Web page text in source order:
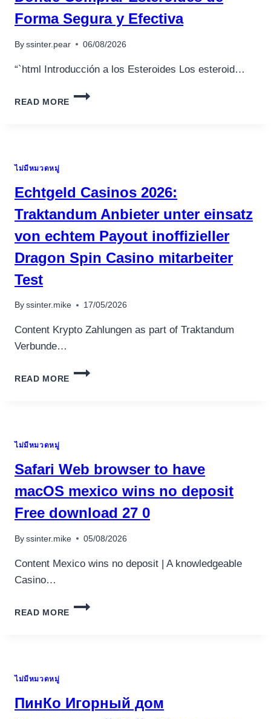
อุปกรณ์เพื่อความบันเทิง
อุปกรณ์เพื่อความบันเทิง
หูฟัง
ลำโพง
โทรทัศน์
Forma Segura y Efectiva
By ssinter.pear 06/08/2026
“`html Introducción a los Esteroides Los esteroid…
READ MORE
DÓNDE
ไม่มีหมวดหมู่
Echtgeld Casinos 2026:
Traktandum Anbieter unter einsatz
von echtem Payout inoffizieller
Dragon Spin Casino mitarbeiter
Test
By ssinter.mike 17/05/2026
Content Krypto Zahlungen as part of Traktandum
Verbunde…
READ MORE
ECHTGELD
ECHTEM
PAYOUT
INOFFIZIELLER
DRAGON
SPIN
CASINO
TEST
ไม่มีหมวดหมู่
Safari Web browser to have
macOS mexico wins no deposit
Free download 27 0
By ssinter.mike 05/08/2026
Content Mexico wins no deposit | A knowledgeable
Casino…
READ MORE
SAFARI
NO
ไม่มีหมวดหมู่
ПинКо Игорный дом